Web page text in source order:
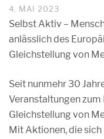
4. MAI 2023
Selbst Aktiv –
anlässlich des
Gleichstellung von
Seit nunmehr 30
Veranstaltungen
Gleichstellung von
Mit Aktionen, die